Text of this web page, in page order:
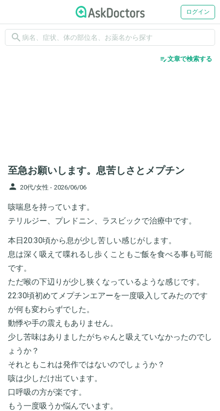
ログイン
search
edit_note文章で検索する
至急お願いします。息苦しさとメプチン
person 20代/女性 - 2026/06/06
咳喘息を持っています。
テリルジー、プレドニン、ラスビックで治療中です。
本日20:30頃から息が少し苦しい感じがします。
息は深く吸えて喋れるし歩くこともご飯を食べる事も可能
です。
ただ喉の下辺りが少し狭くなっているような感じです。
22:30頃初めてメプチンエアーを一度吸入してみたのです
が何も変わらずでした。
動悸や手の震えもありません。
少し苦味はありましたがちゃんと吸えていなかったのでし
ょうか？
それともこれは発作ではないのでしょうか？
咳は少しだけ出ています。
口呼吸の方が楽です。
もう一度吸うか悩んでいます。